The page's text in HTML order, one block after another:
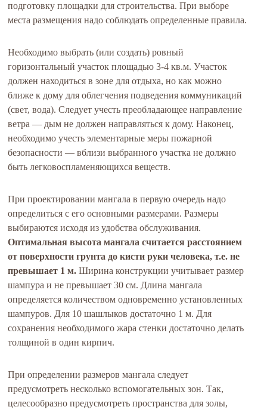
подготовку площадки для строительства. При выборе
места размещения надо соблюдать определенные правила.
Необходимо выбрать (или создать) ровный
горизонтальный участок площадью 3-4 кв.м. Участок
должен находиться в зоне для отдыха, но как можно
ближе к дому для облегчения подведения коммуникаций
(свет, вода). Следует учесть преобладающее направление
ветра — дым не должен направляться к дому. Наконец,
необходимо учесть элементарные меры пожарной
безопасности — вблизи выбранного участка не должно
быть легковоспламеняющихся веществ.
При проектировании мангала в первую очередь надо
определиться с его основными размерами. Размеры
выбираются исходя из удобства обслуживания.
Оптимальная высота мангала считается расстоянием
от поверхности грунта до кисти руки человека, т.е. не
превышает 1 м. Ширина конструкции учитывает размер
шампура и не превышает 30 см. Длина мангала
определяется количеством одновременно установленных
шампуров. Для 10 шашлыков достаточно 1 м. Для
сохранения необходимого жара стенки достаточно делать
толщиной в один кирпич.
При определении размеров мангала следует
предусмотреть несколько вспомогательных зон. Так,
целесообразно предусмотреть пространства для золы,